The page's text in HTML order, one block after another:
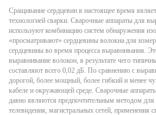
Сращивание сердцевин в настоящее время
технологией сварки. Сварочные аппараты для
используют комбинацию систем обнаружения
«просматривают» сердцевины волокна для
сердцевины во время процесса выравнивания.
выравнивание волокон, в результате чего
составляют всего 0,02 дБ. По сравнению с
дорогой, более мощный, более гибкий и менее
кабеле и окружающей среде. Сварочные
давно являются предпочтительным методом для
телевидения, магистральных сетей, применения